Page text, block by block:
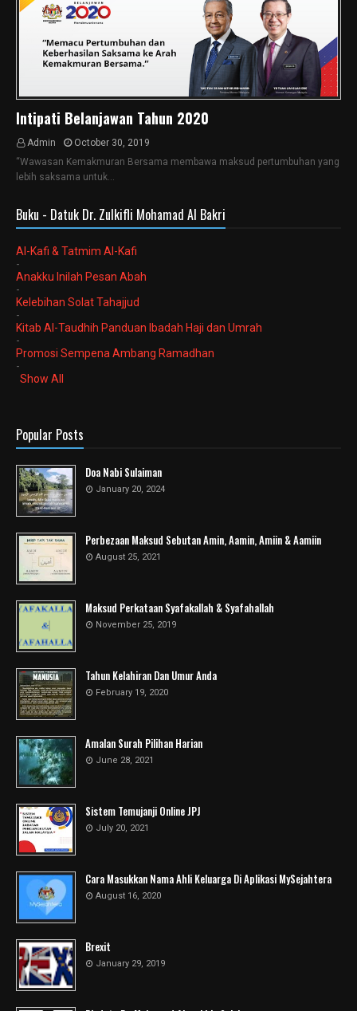
Intipati Belanjawan Tahun 2020
Admin
October 30, 2019
“Wawasan Kemakmuran Bersama membawa maksud pertumbuhan yang
lebih saksama untuk…
Buku - Datuk Dr. Zulkifli Mohamad Al Bakri
Al-Kafi & Tatmim Al-Kafi
-
Anakku Inilah Pesan Abah
-
Kelebihan Solat Tahajjud
-
Kitab Al-Taudhih Panduan Ibadah Haji dan Umrah
-
Promosi Sempena Ambang Ramadhan
-
Show All
Popular Posts
Doa Nabi Sulaiman
January 20, 2024
Perbezaan Maksud Sebutan Amin, Aamin, Amiin & Aamiin
August 25, 2021
Maksud Perkataan Syafakallah & Syafahallah
November 25, 2019
Tahun Kelahiran Dan Umur Anda
February 19, 2020
Amalan Surah Pilihan Harian
June 28, 2021
Sistem Temujanji Online JPJ
July 20, 2021
Cara Masukkan Nama Ahli Keluarga Di Aplikasi MySejahtera
August 16, 2020
Brexit
January 29, 2019